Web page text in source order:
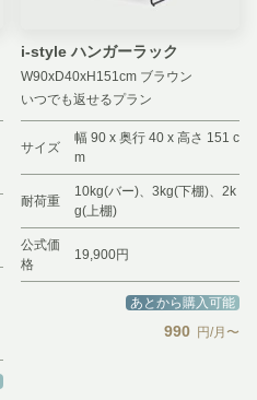
i-style ハンガーラック
W90xD40xH151cm ブラウン
いつでも返せるプラン
サイズ
幅 90 x 奥行 40 x 高さ 151 c
m
耐荷重
10kg(バー)、3kg(下棚)、2k
g(上棚)
公式価
格
19,900円
あとから購入可能
990 円/月〜